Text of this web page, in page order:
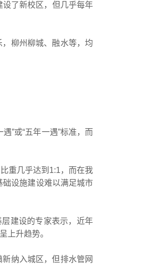
了新校区，但几乎每年
柳州柳城、融水等，均
”或“五年一遇”标准，而
重几乎达到1:1，而在我
础设施建设难以满足城市
建设的专家表示，近年
上升趋势。
纳入城区，但排水管网